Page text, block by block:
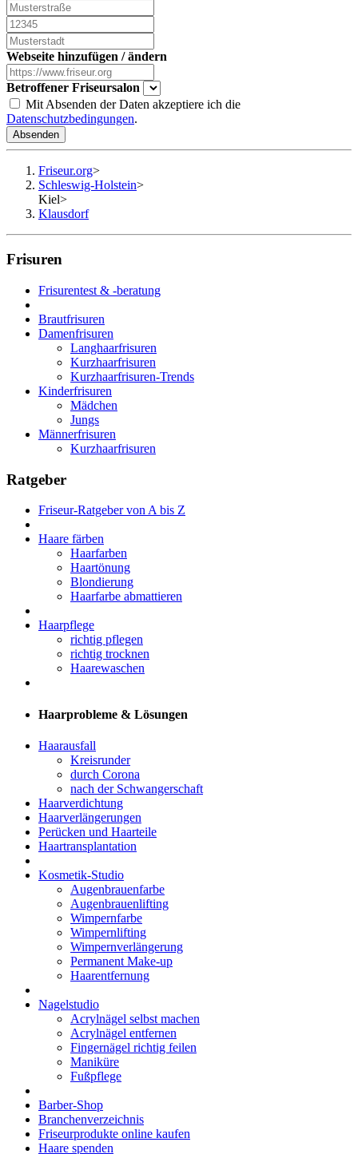
Webseite hinzufügen / ändern
Betroffener Friseursalon
Mit Absenden der Daten akzeptiere ich die
Datenschutzbedingungen.
Absenden
Friseur.org>
Schleswig-Holstein>
Kiel>
Klausdorf
Frisuren
Frisurentest & -beratung
Brautfrisuren
Damenfrisuren
Langhaarfrisuren
Kurzhaarfrisuren
Kurzhaarfrisuren-Trends
Kinderfrisuren
Mädchen
Jungs
Männerfrisuren
Kurzhaarfrisuren
Ratgeber
Friseur-Ratgeber von A bis Z
Haare färben
Haarfarben
Haartönung
Blondierung
Haarfarbe abmattieren
Haarpflege
richtig pflegen
richtig trocknen
Haarewaschen
Haarprobleme & Lösungen
Haarausfall
Kreisrunder
durch Corona
nach der Schwangerschaft
Haarverdichtung
Haarverlängerungen
Perücken und Haarteile
Haartransplantation
Kosmetik-Studio
Augenbrauenfarbe
Augenbrauenlifting
Wimpernfarbe
Wimpernlifting
Wimpernverlängerung
Permanent Make-up
Haarentfernung
Nagelstudio
Acrylnägel selbst machen
Acrylnägel entfernen
Fingernägel richtig feilen
Maniküre
Fußpflege
Barber-Shop
Branchenverzeichnis
Friseurprodukte online kaufen
Haare spenden